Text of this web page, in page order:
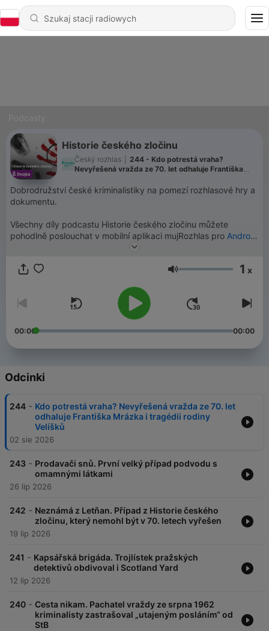
Historie českého zločinu
Český rozhlas
244 - Kdo potrestá vraha?
Nevyřešená vražda ze 70. let odhaluje Františka
Dobrodružství české kriminalistiky na pomezí rozhlasové hry a
dokumentu.
Všechny díly podcastu Historie českého zločinu můžete
pohodlně poslouchat v mobilní aplikaci mujRozhlas pro Android
mujRozhlas.cz
Głośność 1 x
00:00 00:00
Odcinki
244 - Kdo potrestá vraha? Nevyřešená vražda ze 70. let
odhaluje Františka Mrázka i tragédii rodiny
Velíšků
02 sie 2026
243 - Prodavači snů. První velký případ podvodu s
omamnými látkami
26 lip 2026
242 - Neznámá z Letňan. Případ z Historie českého
zločinu, který nemohl být v 70. letech vyřešen
19 lip 2026
241 - Kapsářská brigáda. Trojlístek pražských
detektivů obdivoval i Scotland Yard
12 lip 2026
240 - Cesta nikam. Pachatel vraždy ze srpna 1962
kriminalisty zastrašoval „utajeným posláním“ od
StB